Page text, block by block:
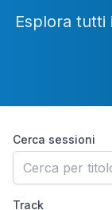
Esplora tutti
Cerca sessioni
Track